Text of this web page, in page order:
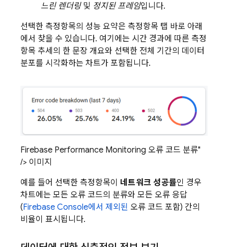
느린 렌더링및 정지된 프레임입니다.
선택한 측정항목의 성능 요약은 측정항목 탭 바로 아래
에서 찾을 수 있습니다. 여기에는 시간 경과에 따른 측정
항목 추세의 한 문장 개요와 선택한 전체 기간의 데이터
분포를 시각화하는 차트가 포함됩니다.
Firebase Performance Monitoring 오류 코드 분류"
/> 이미지
예를 들어 선택한 측정항목이 네트워크 성공률인 경우
차트에는 모든 오류 코드의 분류와 모든 오류 응답
(Firebase Console에서 제외된 오류 코드 포함) 간의
비율이 표시됩니다.